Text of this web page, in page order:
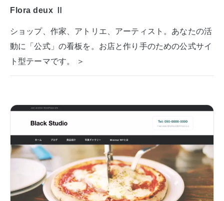
Flora deux Ⅱ
ショップ、作家、アトリエ、アーティスト。あなたの活
動に「公式」の看板を。お店と作り手のための公式サイ
ト型テーマです。 ＞